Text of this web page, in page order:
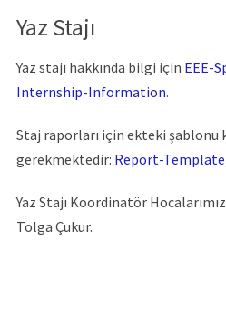
Yaz Stajı
Yaz stajı hakkında bilgi için EEE-
Internship-Information.
Staj raporları için ekteki şablonu
gerekmektedir: Report-
Yaz Stajı Koordinatör
Tolga Çukur.